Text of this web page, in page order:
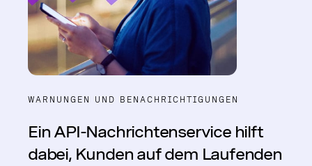
WARNUNGEN UND BENACHRICHTIGUNGEN
Ein API-Nachrichtenservice hilft
dabei, Kunden auf dem Laufenden